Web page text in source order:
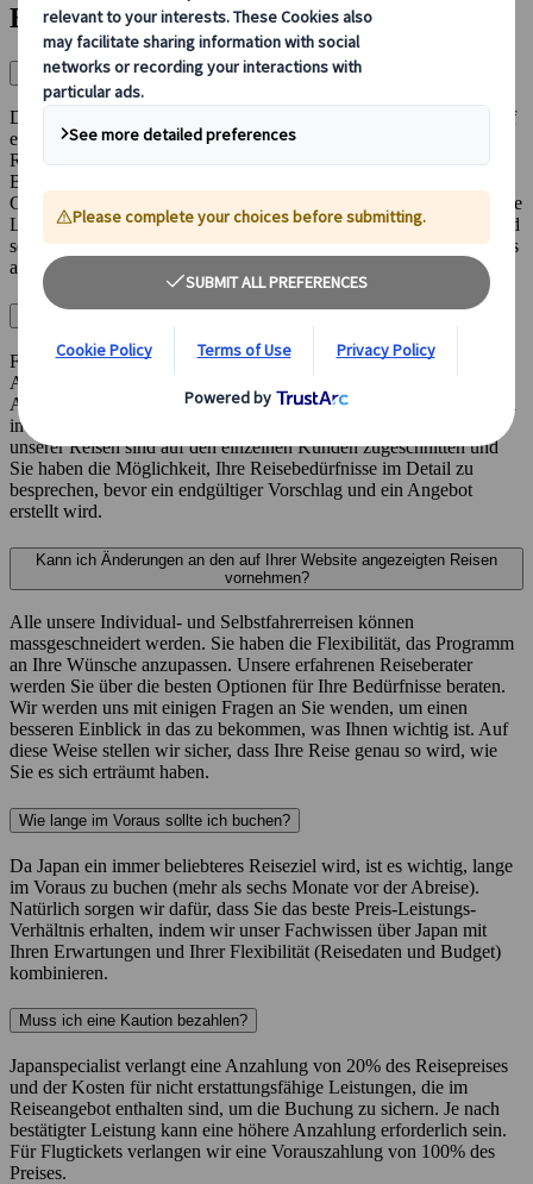
Buchung und Dokumentation
Warum sollte ich bei Japanspecialist buchen?
Das Reisen in Japan ist sicher, aber die Organisation Ihrer Reise auf
eigene Faust kann überwältigend sein. Unsere fachkundigen
Reiseberater sorgen dafür, dass Ihr Ferien entsprechend Ihren
Bedürfnissen und Interessen gut geplant wird, damit Sie nicht
Gefahr laufen, häufige Fehler zu machen oder am Ende für unnötige
Leistungen zu bezahlen. Wir kennen die Besonderheiten Japans und
sorgen dafür, dass Sie Ihren Ferien sowohl während der Planung als
auch während der eigentlichen Reise geniessen können.
Füllen Sie einfach das Anfrageformular mit Ihren Angaben und der
Art der Reise aus, an der Sie interessiert sind (plus eventuelle
Anpassungen). Einer unserer Reiseberater wird sich dann mit Ihnen
in Verbindung setzen, um den Prozess zu starten. Die meisten
unserer Reisen sind auf den einzelnen Kunden zugeschnitten und
Sie haben die Möglichkeit, Ihre Reisebedürfnisse im Detail zu
besprechen, bevor ein endgültiger Vorschlag und ein Angebot
erstellt wird.
Kann ich Änderungen an den auf Ihrer Website angezeigten Reisen
vornehmen?
Alle unsere Individual- und Selbstfahrerreisen können
massgeschneidert werden. Sie haben die Flexibilität, das Programm
an Ihre Wünsche anzupassen. Unsere erfahrenen Reiseberater
werden Sie über die besten Optionen für Ihre Bedürfnisse beraten.
Wir werden uns mit einigen Fragen an Sie wenden, um einen
besseren Einblick in das zu bekommen, was Ihnen wichtig ist. Auf
diese Weise stellen wir sicher, dass Ihre Reise genau so wird, wie
Sie es sich erträumt haben.
Wie lange im Voraus sollte ich buchen?
Da Japan ein immer beliebteres Reiseziel wird, ist es wichtig, lange
im Voraus zu buchen (mehr als sechs Monate vor der Abreise).
Natürlich sorgen wir dafür, dass Sie das beste Preis-Leistungs-
Verhältnis erhalten, indem wir unser Fachwissen über Japan mit
Ihren Erwartungen und Ihrer Flexibilität (Reisedaten und Budget)
kombinieren.
Muss ich eine Kaution bezahlen?
Japanspecialist verlangt eine Anzahlung von 20% des Reisepreises
und der Kosten für nicht erstattungsfähige Leistungen, die im
Reiseangebot enthalten sind, um die Buchung zu sichern. Je nach
bestätigter Leistung kann eine höhere Anzahlung erforderlich sein.
Für Flugtickets verlangen wir eine Vorauszahlung von 100% des
Preises.